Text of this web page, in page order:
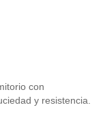
con
y resistencia.